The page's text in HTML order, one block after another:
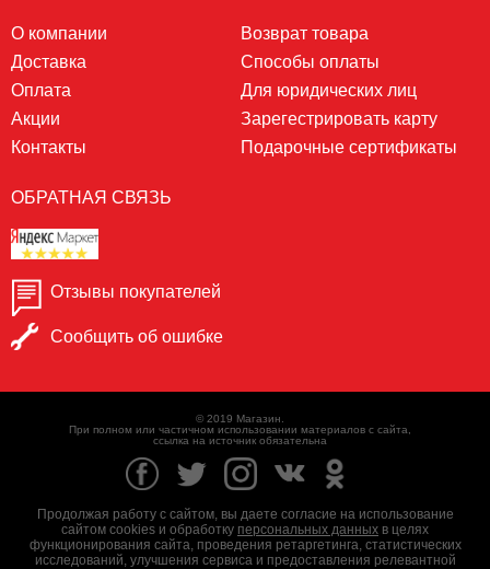
О компании
Доставка
Оплата
Акции
Контакты
Возврат товара
Способы оплаты
Для юридических лиц
Зарегестрировать карту
Подарочные сертификаты
ОБРАТНАЯ СВЯЗЬ
Отзывы покупателей
Сообщить об ошибке
© 2019 Магазин.
При полном или частичном использовании материалов с сайта,
ссылка на источник обязательна
Продолжая работу с сайтом, вы даете согласие на использование
сайтом cookies и обработку персональных данных в целях
функционирования сайта, проведения ретаргетинга, статистических
исследований, улучшения сервиса и предоставления релевантной